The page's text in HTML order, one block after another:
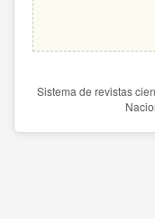
Sistema de revistas